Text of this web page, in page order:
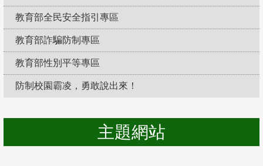
教育部全民安全指引專區
教育部詐騙防制專區
教育部性別平等專區
防制校園霸凌，勇敢說出來！
主題網站